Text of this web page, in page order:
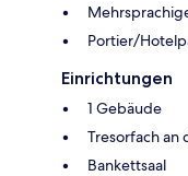
Portier/
Einrichtungen
1 Gebäude
Tresorfach an
Bankettsaal